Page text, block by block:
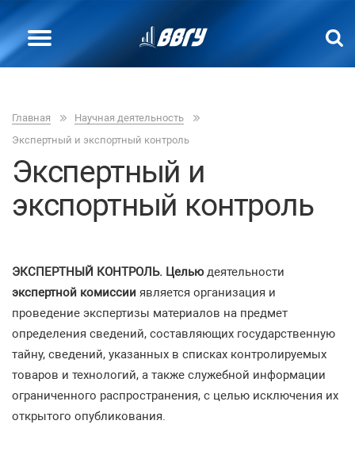
Главная
Научная деятельность
Экспертный и экспортный контроль
Экспертный и
экспортный контроль
ЭКСПЕРТНЫЙ КОНТРОЛЬ. Целью деятельности
экспертной комиссии является организация и
проведение экспертизы материалов на предмет
определения сведений, составляющих государственную
тайну, сведений, указанных в списках контролируемых
товаров и технологий, а также служебной информации
ограниченного распространения, с целью исключения их
открытого опубликования.